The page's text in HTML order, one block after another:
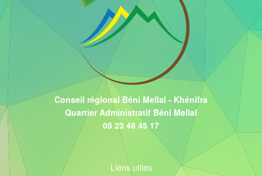
Conseil régional Béni Mellal - Khénifra
Quartier Administratif Béni Mellal
05 23 48 45 17
Liens utiles